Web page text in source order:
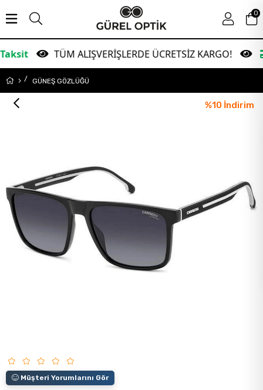
TÜM ALIŞVERİŞLERDE ÜCRETSİZ KARGO!
0
GÜNEŞ GÖZLÜĞÜ
%10 İndirim
Müşteri Yorumlarını Gör